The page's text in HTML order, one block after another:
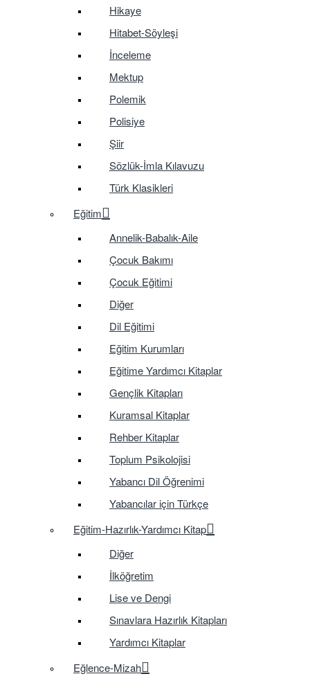
Hikaye
Hitabet-Söyleşi
İnceleme
Mektup
Polemik
Polisiye
Şiir
Sözlük-İmla Kılavuzu
Türk Klasikleri
Eğitim
Annelik-Babalık-Aile
Çocuk Bakımı
Çocuk Eğitimi
Diğer
Dil Eğitimi
Eğitim Kurumları
Eğitime Yardımcı Kitaplar
Gençlik Kitapları
Kuramsal Kitaplar
Rehber Kitaplar
Toplum Psikolojisi
Yabancı Dil Öğrenimi
Yabancılar için Türkçe
Eğitim-Hazırlık-Yardımcı Kitap
Diğer
İlköğretim
Lise ve Dengi
Sınavlara Hazırlık Kitapları
Yardımcı Kitaplar
Eğlence-Mizah